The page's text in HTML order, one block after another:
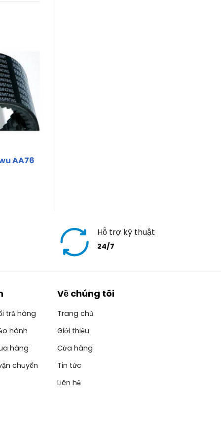
AA76
Hỗ trợ kỹ thuật
24/7
trả hàng
hành
hàng
chuyển
Về chúng tôi
Trang chủ
Giới thiệu
Cửa hàng
Tin tức
Liên hệ